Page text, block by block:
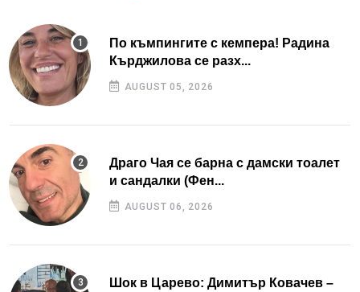
По къмпингите с кемпера! Радина
Кърджилова се разх...
AUGUST 05, 2026
Драго Чая се барна с дамски тоалет
и сандалки (Фен...
AUGUST 06, 2026
Шок в Царево: Димитър Ковачев –